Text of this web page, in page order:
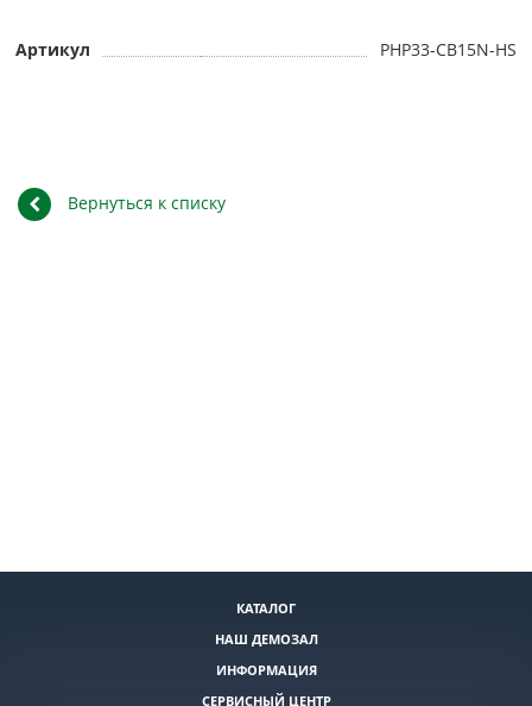
Артикул PHP33-CB15N-HS
Вернуться к списку
КАТАЛОГ
НАШ ДЕМОЗАЛ
ИНФОРМАЦИЯ
СЕРВИСНЫЙ ЦЕНТР